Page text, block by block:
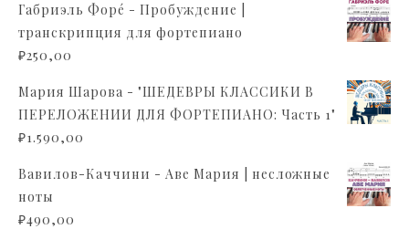
Габриэль Форé - Пробуждение |
транскрипция для фортепиано
₽250,00
Мария Шарова - "ШЕДЕВРЫ КЛАССИКИ В
ПЕРЕЛОЖЕНИИ ДЛЯ ФОРТЕПИАНО: Часть 1"
₽1.590,00
Вавилов-Каччини - Аве Мария | несложные
ноты
₽490,00